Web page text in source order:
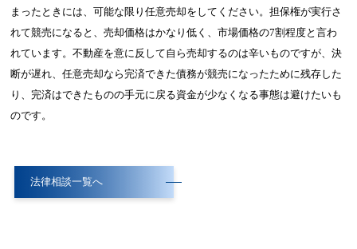
まったときには、可能な限り任意売却をしてください。担保権が実行さ
れて競売になると、売却価格はかなり低く、市場価格の7割程度と言わ
れています。不動産を意に反して自ら売却するのは辛いものですが、決
断が遅れ、任意売却なら完済できた債務が競売になったために残存した
り、完済はできたものの手元に戻る資金が少なくなる事態は避けたいも
のです。
法律相談一覧へ